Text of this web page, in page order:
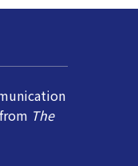
The